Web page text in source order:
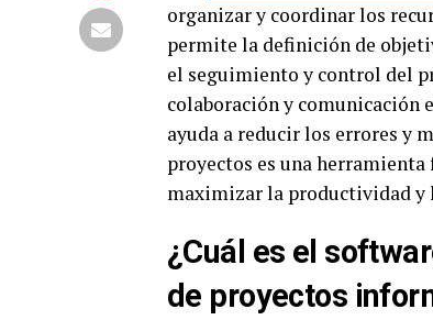
organizar y coordinar los
permite la definición de
el seguimiento y control del
colaboración y comunicación
ayuda a reducir los errores y
proyectos es una
maximizar la productividad y
¿Cuál es el
de proyectos